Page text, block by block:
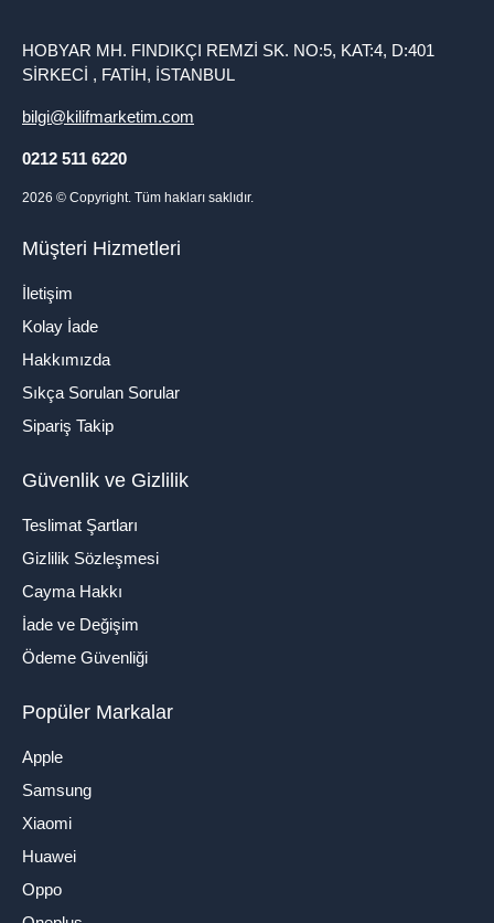
HOBYAR MH. FINDIKÇI REMZİ SK. NO:5, KAT:4, D:401
SİRKECİ , FATİH, İSTANBUL
bilgi@kilifmarketim.com
0212 511 6220
2026 © Copyright. Tüm hakları saklıdır.
Müşteri Hizmetleri
İletişim
Kolay İade
Hakkımızda
Sıkça Sorulan Sorular
Sipariş Takip
Güvenlik ve Gizlilik
Teslimat Şartları
Gizlilik Sözleşmesi
Cayma Hakkı
İade ve Değişim
Ödeme Güvenliği
Popüler Markalar
Apple
Samsung
Xiaomi
Huawei
Oppo